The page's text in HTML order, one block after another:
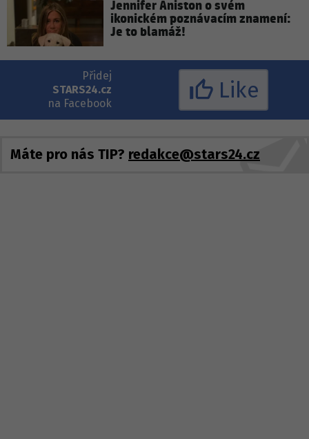
Jennifer Aniston o svém
ikonickém poznávacím znamení:
Je to blamáž!
Přidej
STARS24.cz
na Facebook
Like
Máte pro nás TIP? redakce@stars24.cz